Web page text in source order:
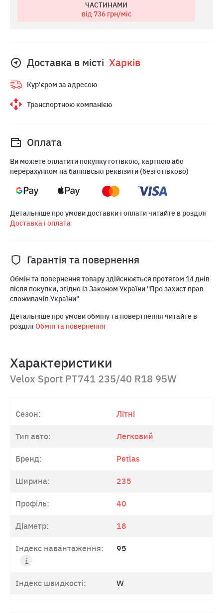
ЧАСТИНАМИ
від 736грн/міс
Доставка в місті Харкiв
Кур'єром за адресою
Транспортною компанією
Оплата
Ви можете оплатити покупку готівкою, карткою або
перерахунком на банківські реквізити (безготівково)
Детальніше про умови доставки і оплати читайте в розділі
Доставка і оплата
Гарантія та повернення
Обмін та повернення товару здійснюється протягом 14 днів
після покупки, згідно із Законом України "Про захист прав
споживачів України"
Детальніше про умови обміну та повертнення читайте в
розділі Обмін та повернення
Характеристики
Velox Sport PT741 235/40 R18 95W
Сезон: Літні
Тип авто: Легковий
Бренд: Petlas
Ширина: 235
Профіль: 40
Діаметр: 18
Індекс навантаження: 95
Індекс швидкості: W